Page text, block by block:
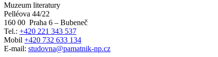
Muzeum literatury
Pelléova 44/22
160 00 Praha 6 – Bubeneč
Tel.: +420 221 343 537
Mobil +420 732 633 134
E-mail: studovna@pamatnik-np.cz